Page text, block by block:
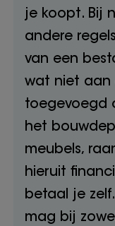
je koopt. Bij
andere
van een
wat niet aan
toegevoegd
het
meubels,
hieruit
betaal je
mag bij